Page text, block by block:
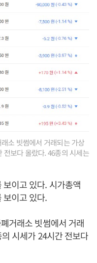
소 빗썸에서 거래되는 가상
전보다 올랐다. 46종의 시세는
이고 있다. 시가총액
보이고 있다.
거래소 빗썸에서 거래
시세가 24시간 전보다